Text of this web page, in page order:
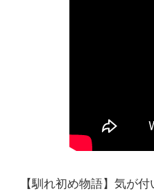
【馴れ初め物語】気が